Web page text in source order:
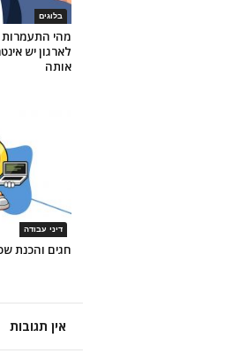
בלוגים
מהי התעמרות
לארגון יש
אותה
דיני עבודה
חגים והכנת
אין תגובות